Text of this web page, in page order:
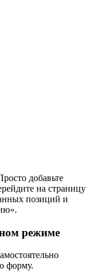
добавьте
на страницу
позиций и
режиме
форму.